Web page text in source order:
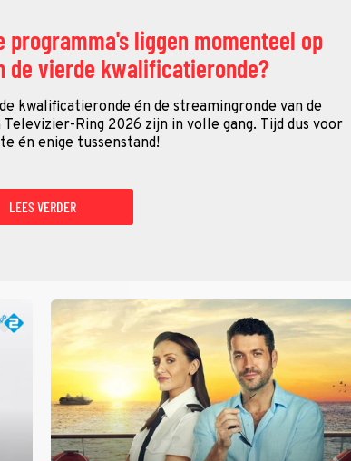
programma's liggen momenteel op
de vierde kwalificatieronde?
kwalificatieronde én de streamingronde van de
Televizier-Ring 2026 zijn in volle gang. Tijd dus voor
én enige tussenstand!
LEES VERDER